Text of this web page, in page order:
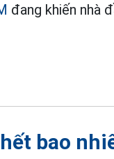
đang khiến nhà
bao